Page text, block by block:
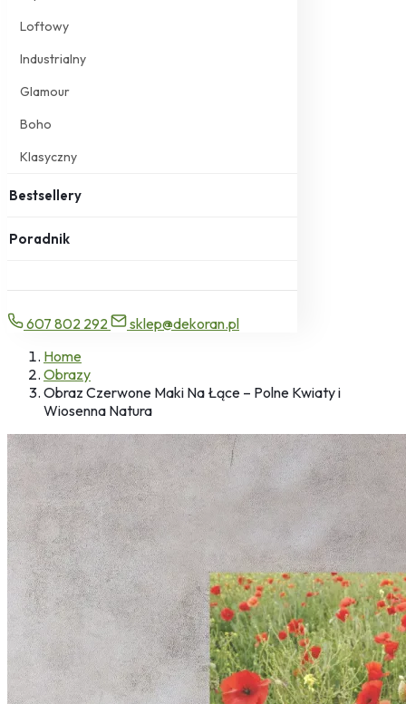
Loftowy
Industrialny
Glamour
Boho
Klasyczny
Bestsellery
Poradnik
607 802 292
sklep@dekoran.pl
Home
Obrazy
Obraz Czerwone Maki Na Łące – Polne Kwiaty i
Wiosenna Natura